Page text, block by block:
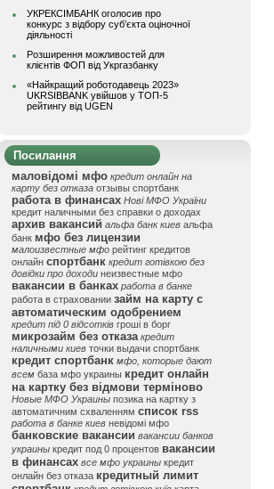
УКРЕКСІМБАНК оголосив про
конкурс з відбору суб’єкта оціночної
діяльності
Розширення можливостей для
клієнтів ФОП від Укргазбанку
«Найкращий роботодавець 2023»
UKRSIBBANK увійшов у ТОП-5
рейтингу від UGEN
Посилання
маловідомі мфо кредит онлайн на
карту без отказа отзывы спортбанк
работа в финансах Нові МФО України
кредит наличными без справки о доходах
архив вакансий альфа банк киев альфа
банк мфо без лицензии
малоизвестные мфо рейтинг кредитов
онлайн спортбанк кредит готівкою без
довідки про доходи неизвестные мфо
вакансии в банках работа в банке
работа в страховании займ на карту с
автоматическим одобрением
кредит під 0 відсотків гроші в борг
микрозайм без отказа кредит
наличными киев точки выдачи спортбанк
кредит спортбанк мфо, которые дают
всем база мфо украины кредит онлайн
на картку без відмови терміново
Новые МФО Украины позика на картку з
автоматичним схваленням список rss
работа в банке киев невідомі мфо
банковские вакансии вакансии банков
украины кредит под 0 процентов вакансии
в финансах все мфо украины кредит
онлайн без отказа кредитный лимит